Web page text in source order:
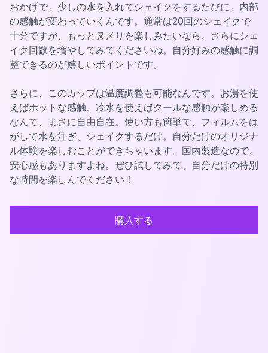
おかげで、少しの水を入れてシェイクをするたびに、内部
の感触が変わっていくんです。通常は20回のシェイクで
十分ですが、もっとヌメりを楽しみたいなら、さらにシェ
イク回数を増やしてみてくださいね。自分好みの感触に調
整できるのが嬉しいポイントです。
さらに、このカップは温度調整も可能なんです。お湯を使
えばホットな感触、冷水を使えばクールな感触が楽しめる
なんて、まさに自由自在。使い方も簡単で、フィルムをは
がして水を注ぎ、シェイクするだけ。自分だけのオリジナ
ル体験を楽しむことができちゃいます。国内製造なので、
安心感もありますよね。ぜひ試してみて、自分だけの特別
な時間を楽しんでください！
購入する